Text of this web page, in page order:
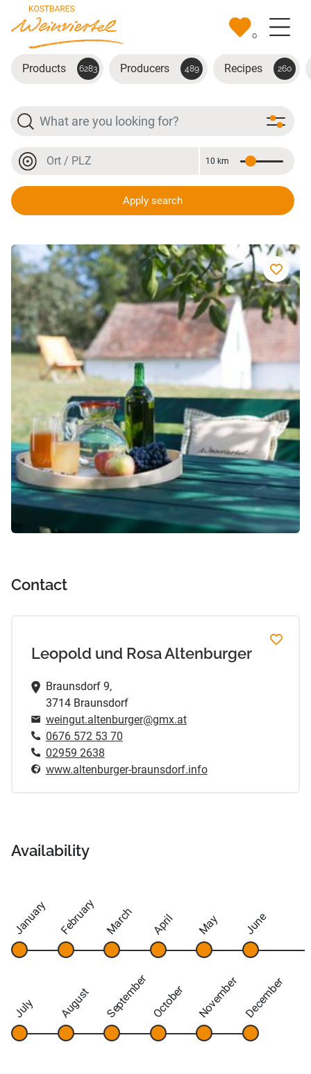
Skip to main content
0
Products 6283 Producers 489 Recipes 260
Search
Location or postal code
Distance
10 km
Apply search
Bio-Apfel-Hollersaft
Contact
Leopold und Rosa Altenburger
Braunsdorf 9,
3714 Braunsdorf
weingut.altenburger@gmx.at
0676 572 53 70
02959 2638
www.altenburger-braunsdorf.info
Availability
January February March April May June
July August September October November December